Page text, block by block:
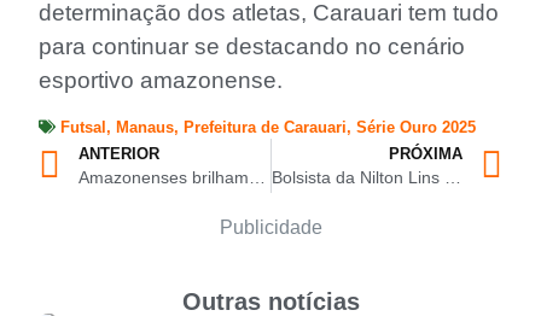
determinação dos atletas, Carauari tem tudo
para continuar se destacando no cenário
esportivo amazonense.
Futsal , Manaus, Prefeitura de Carauari, Série Ouro 2025
ANTERIOR
PRÓXIMA
Publicidade
Outras notícias